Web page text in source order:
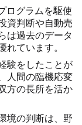
ログラムを駆使
資判断や自動売
は過去のデータ
れています。
験をしたことが
人間の臨機応変
方の長所を活か
境の判断は、野